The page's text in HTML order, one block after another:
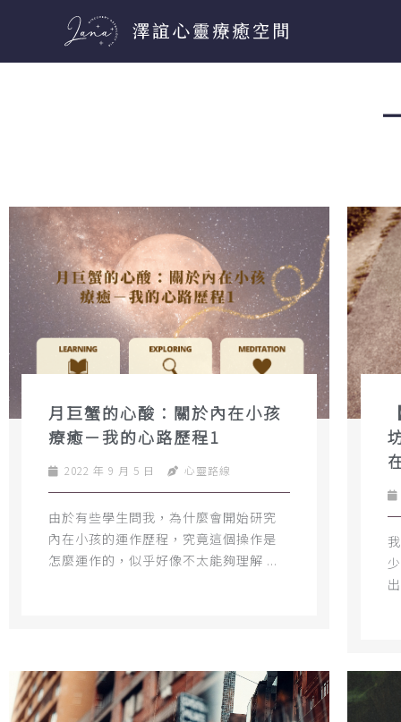
月巨蟹的心酸：關於內在小孩
療癒－我的心路歷程1
2022 年 9 月 5 日 心靈路線
由於有些學生問我，為什麼會開始研究
內在小孩的運作歷程，究竟這個操作是
怎麼運作的，似乎好像不太能夠理解 ...